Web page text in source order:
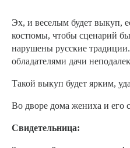
Эх, и веселым будет выкуп,
костюмы, чтобы сценарий
нарушены русские
обладателями дачи
Такой выкуп будет ярким,
Во дворе дома жениха и его
Свидетельница: